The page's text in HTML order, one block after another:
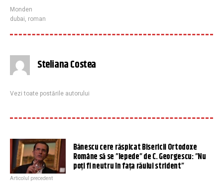
Monden
dubai, roman
Steliana Costea
Vezi toate postările autorului
Bănescu cere răspicat Bisericii Ortodoxe
Române să se ”lepede” de C. Georgescu: ”Nu
poți fi neutru în fața răului strident”
Articolul precedent